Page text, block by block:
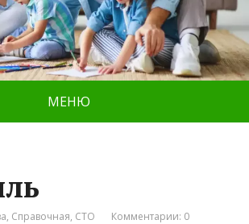
МЕНЮ
, Справочная, СТО Комментарии: 0